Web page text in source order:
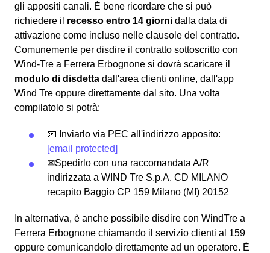
gli appositi canali. È bene ricordare che si può
richiedere il recesso entro 14 giorni dalla data di
attivazione come incluso nelle clausole del contratto.
Comunemente per disdire il contratto sottoscritto con
Wind-Tre a Ferrera Erbognone si dovrà scaricare il
modulo di disdetta dall'area clienti online, dall'app
Wind Tre oppure direttamente dal sito. Una volta
compilatolo si potrà:
📧 Inviarlo via PEC all'indirizzo apposito:
[email protected]
✉Spedirlo con una raccomandata A/R
indirizzata a WIND Tre S.p.A. CD MILANO
recapito Baggio CP 159 Milano (MI) 20152
In alternativa, è anche possibile disdire con WindTre a
Ferrera Erbognone chiamando il servizio clienti al 159
oppure comunicandolo direttamente ad un operatore. È